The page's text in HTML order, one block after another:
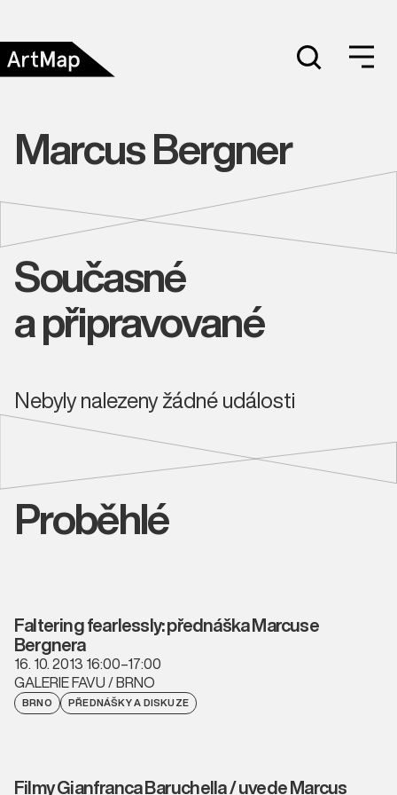
Marcus Bergner
Současné
a připravované
Nebyly nalezeny žádné události
Proběhlé
Faltering fearlessly: přednáška Marcuse
Bergnera
16. 10. 2013 16:00–17:00
GALERIE FAVU / BRNO
BRNO PŘEDNÁŠKY A DISKUZE
Filmy Gianfranca Baruchella / uvede Marcus